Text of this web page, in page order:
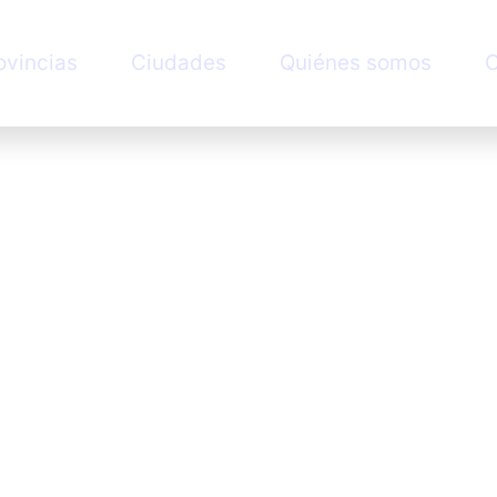
Ciudades Quiénes somos